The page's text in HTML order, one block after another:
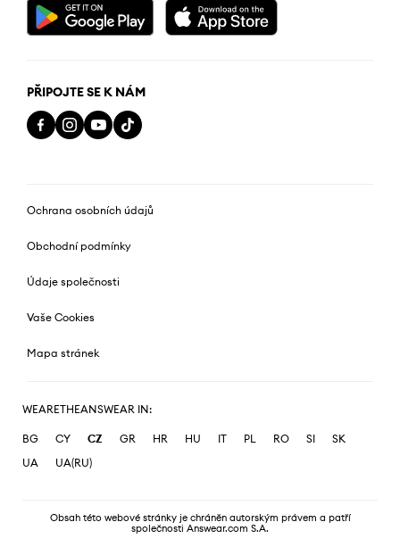
PŘIPOJTE SE K NÁM
Ochrana osobních údajů
Obchodní podmínky
Údaje společnosti
Vaše Cookies
Mapa stránek
WEARETHEANSWEAR IN:
BG CY CZ GR HR HU IT PL RO SI
SK
UA
UA(RU)
Obsah této webové stránky je chráněn autorským právem a patří
společnosti Answear.com S.A.